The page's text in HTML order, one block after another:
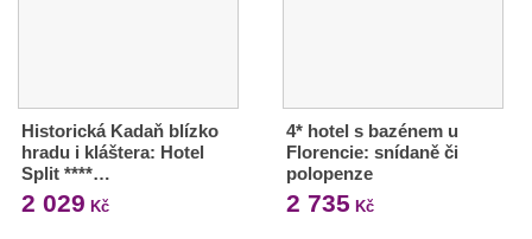
Historická Kadaň blízko
hradu i kláštera: Hotel
Split ****…
2 029 Kč
4* hotel s bazénem u
Florencie: snídaně či
polopenze
2 735 Kč